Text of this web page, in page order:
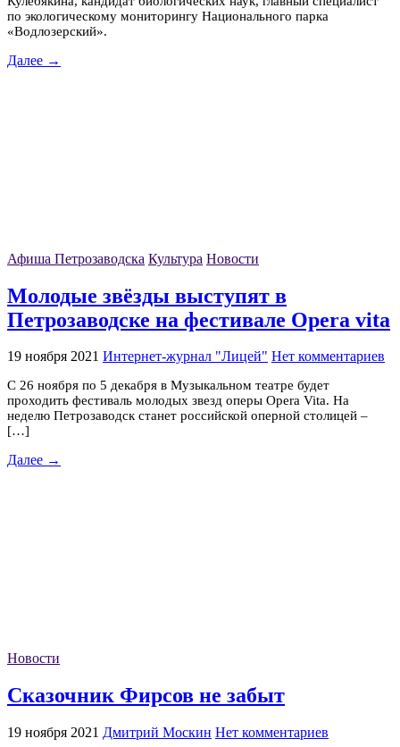
по экологическому мониторингу Национального парка
«Водлозерский».
Далее →
Афиша Петрозаводска Культура Новости
Молодые звёзды выступят в
Петрозаводске на фестивале Opera vita
19 ноября 2021 Интернет-журнал "Лицей" Нет комментариев
С 26 ноября по 5 декабря в Музыкальном театре будет
проходить фестиваль молодых звезд оперы Opera Vita. На
неделю Петрозаводск станет российской оперной столицей –
[…]
Далее →
Новости
Сказочник Фирсов не забыт
19 ноября 2021 Дмитрий Москин Нет комментариев